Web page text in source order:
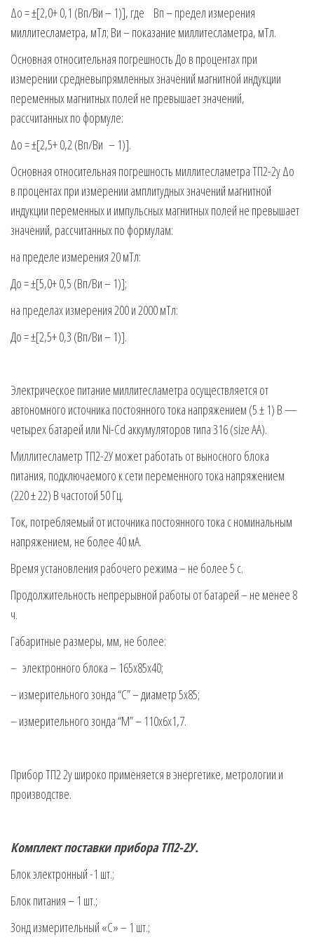
Δо = ±[2,0+ 0,1 (Вп/Ви – 1)], где Вп – предел измерения
миллитесламетра, мТл; Ви – показание миллитесламетра, мТл.
Основная относительная погрешность До в процентах при
измерении средневыпрямленных значений магнитной индукции
переменных магнитных полей не превышает значений,
рассчитанных по формуле:
Δо = ±[2,5+ 0,2 (Вп/Ви – 1)].
Основная относительная погрешность миллитесламетра ТП2-2у Δо
в процентах при измерении амплитудных значений магнитной
индукции переменных и импульсных магнитных полей не превышает
значений, рассчитанных по формулам:
на пределе измерения 20 мТл:
До = ±[5,0+ 0,5 (Вп/Ви – 1)];
на пределах измерения 200 и 2000 мТл:
До = ±[2,5+ 0,3 (Вп/Ви – 1)].
Электрическое питание миллитесламетра осуществляется от
автономного источника постоянного тока напряжением (5 ± 1) В —
четырех батарей или Ni-Cd аккумуляторов типа 316 (size AA).
Миллитесламетр ТП2-2У может работать от выносного блока
питания, подключаемого к сети переменного тока напряжением
(220 ± 22) В частотой 50 Гц.
Ток, потребляемый от источника постоянного тока с номинальным
напряжением, не более 40 мА.
Время установления рабочего режима – не более 5 с.
Продолжительность непрерывной работы от батарей – не менее 8
ч.
Габаритные размеры, мм, не более:
– электронного блока – 165х85х40;
– измерительного зонда “С” – диаметр 5х85;
– измерительного зонда “М” – 110х6х1,7.
Прибор ТП2 2у широко применяется в энергетике, метрологии и
производстве.
Комплект поставки прибора ТП2-2У.
Блок электронный -1 шт.;
Блок питания – 1 шт.;
Зонд измерительный «С» – 1 шт.;